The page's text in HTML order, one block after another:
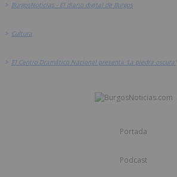
> BurgosNoticias - El diario digital de Burgos
> Cultura
> El Centro Dramático Nacional presenta 'La piedra oscura'
Portada
Podcast